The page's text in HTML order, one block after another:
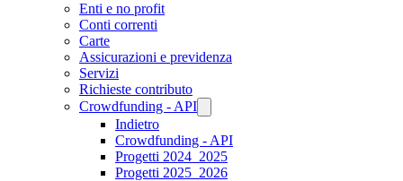
Enti e no profit
Conti correnti
Carte
Assicurazioni e previdenza
Servizi
Richieste contributo
Crowdfunding - API
Indietro
Crowdfunding - API
Progetti 2024_2025
Progetti 2025_2026